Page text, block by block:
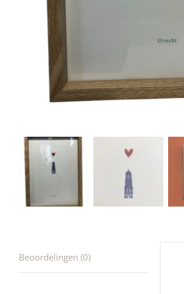
Beoordelingen (0)